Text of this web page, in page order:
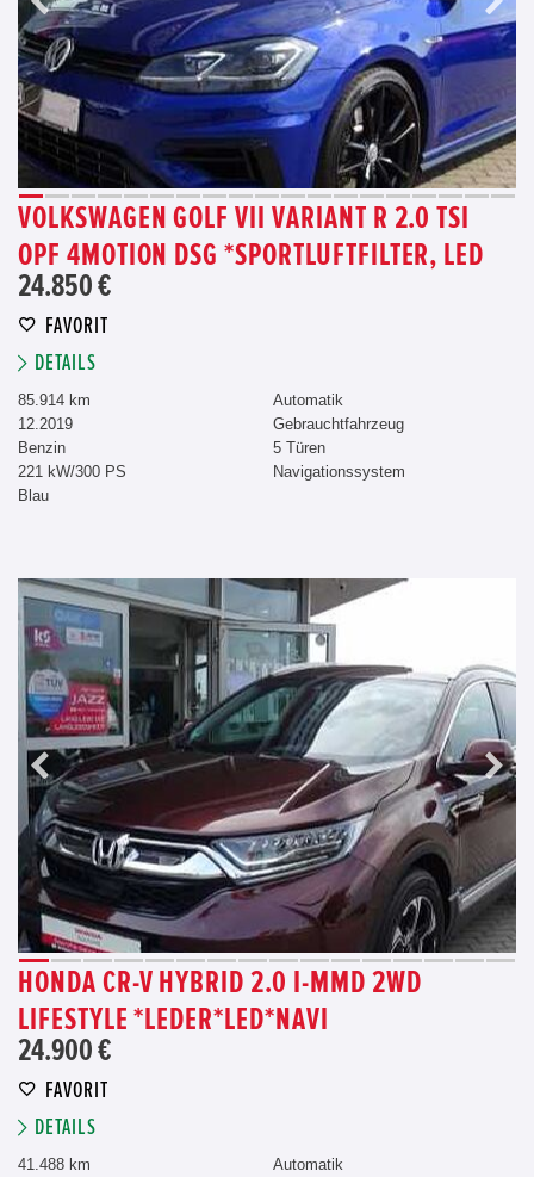
VOLKSWAGEN GOLF VII VARIANT R 2.0 TSI
OPF 4MOTION DSG *SPORTLUFTFILTER, LED
24.850 €
FAVORIT
DETAILS
85.914 km
12.2019
Benzin
221 kW/300 PS
Blau
Automatik
Gebrauchtfahrzeug
5 Türen
Navigationssystem
HONDA CR-V HYBRID 2.0 I-MMD 2WD
LIFESTYLE *LEDER*LED*NAVI
24.900 €
FAVORIT
DETAILS
41.488 km Automatik